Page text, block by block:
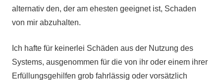
alternativ den, der am ehesten geeignet ist, Schaden
von mir abzuhalten.
Ich hafte für keinerlei Schäden aus der Nutzung des
Systems, ausgenommen für die von ihr oder einem ihrer
Erfüllungsgehilfen grob fahrlässig oder vorsätzlich